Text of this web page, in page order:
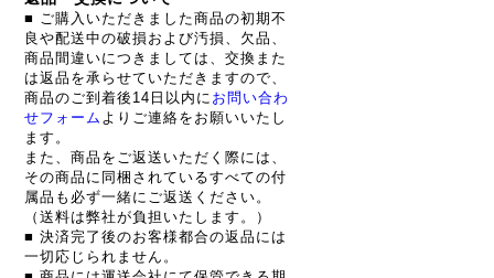
■ ご購入いただきました商品の初期不
良や配送中の破損および汚損、欠品、
商品間違いにつきましては、交換また
は返品を承らせていただきますので、
商品のご到着後14日以内に お問い合わ
せフォーム よりご連絡をお願いいたし
ます。
また、商品をご返送いただく際には、
その商品に同梱されているすべての付
属品も必ず一緒にご返送ください。
（送料は弊社が負担いたします。）
■ 決済完了後のお客様都合の返品には
一切応じられません。